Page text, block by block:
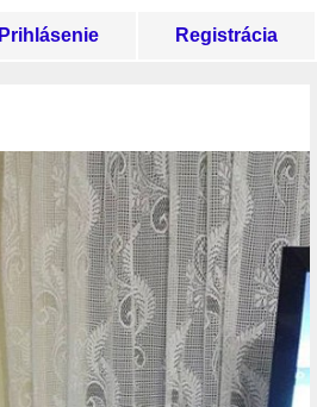
Prihlásenie Registrácia